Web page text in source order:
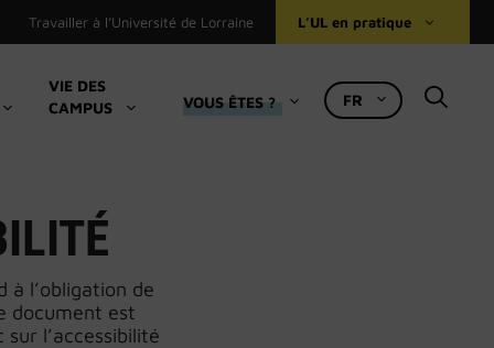
Travailler à l’Université de Lorraine L’UL en pratique
Ressources pédagogiques
Accueil international
Se loger
Restauration, logement, bourses (Crous)
VIE DES
CAMPUS
VOUS ÊTES ? FR
à l’obligation de
document est
l’accessibilité